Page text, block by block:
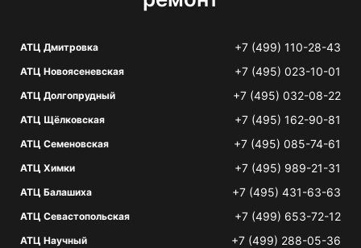
АТЦ Дмитровка +7 (499) 110-28-43
АТЦ Новоясеневская +7 (495) 023-10-01
АТЦ Долгопрудный +7 (495) 032-08-22
АТЦ Щёлковская +7 (495) 162-90-81
АТЦ Семеновская +7 (495) 085-74-61
АТЦ Химки +7 (495) 989-21-31
АТЦ Балашиха +7 (495) 431-63-63
АТЦ Севастопольская +7 (499) 653-72-12
АТЦ Научный +7 (499) 288-05-36